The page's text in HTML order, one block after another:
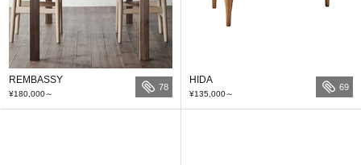
REMBASSY
¥180,000～
78
HIDA
¥135,000～
69